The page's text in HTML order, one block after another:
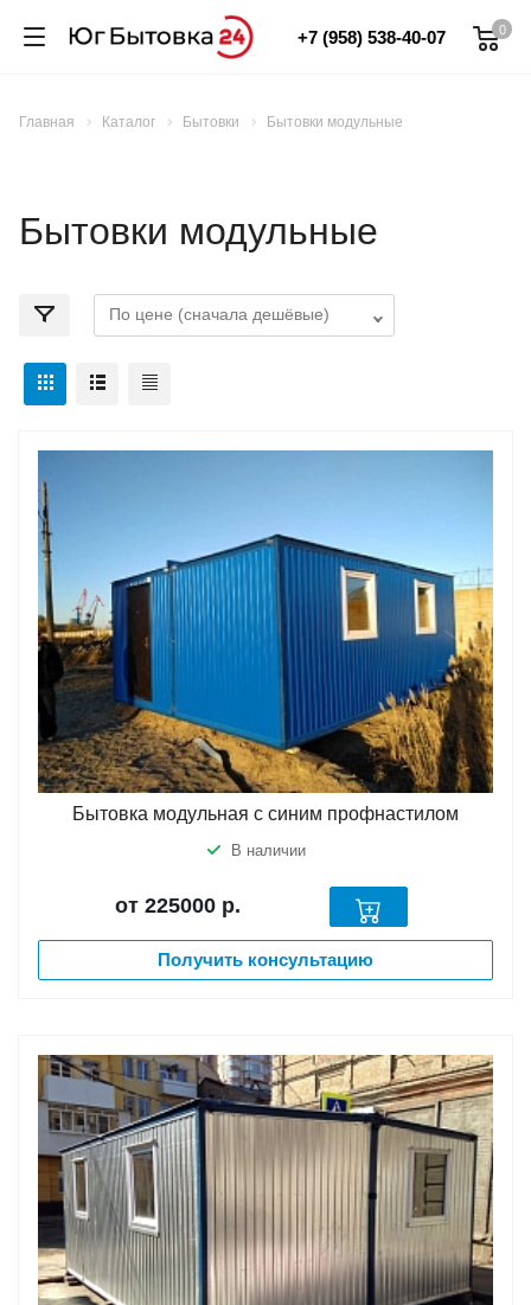
0
+7 (958) 538-40-07
Главная Каталог Бытовки Бытовки модульные
Бытовки модульные
Бытовка модульная с синим профнастилом
В наличии
от 225000 р.
Получить консультацию